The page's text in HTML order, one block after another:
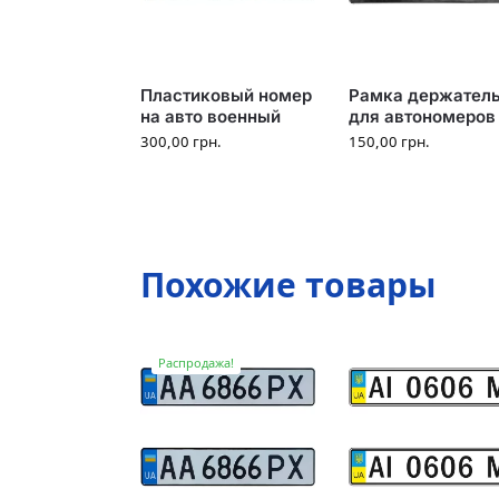
Пластиковый номер
на авто военный
300,00 грн.
Рамка
для автономеров
150,00 грн.
Похожие товары
Распродажа!